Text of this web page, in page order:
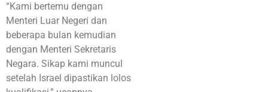
“Kami bertemu dengan
Menteri Luar Negeri dan
beberapa bulan kemudian
dengan Menteri Sekretaris
Negara. Sikap kami muncul
setelah Israel dipastikan lolos